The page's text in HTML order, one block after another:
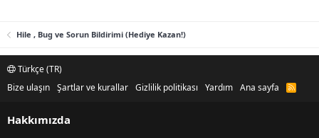
Hile , Bug ve Sorun Bildirimi (Hediye Kazan!)
Türkçe (TR)
Bize ulaşın Şartlar ve kurallar Gizlilik politikası Yardım Ana sayfa
R
S
Hakkımızda